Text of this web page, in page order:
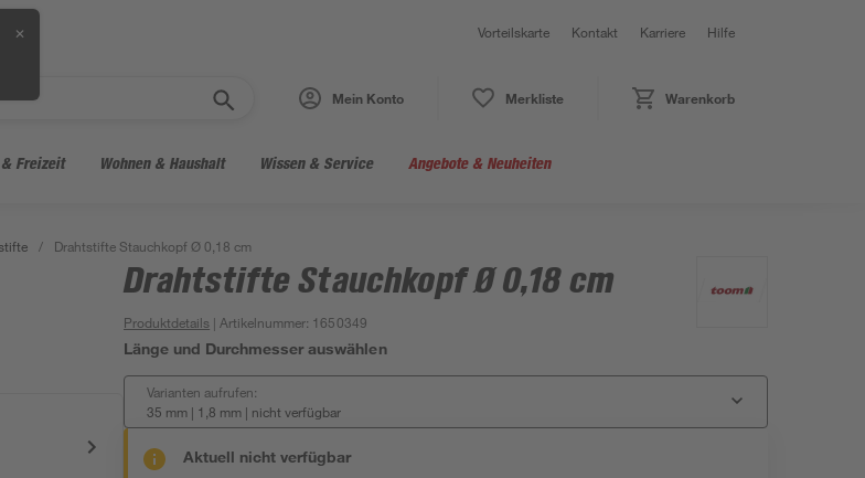
✕ Vorteilskarte Kontakt Karriere Hilfe
Mein Konto Merkliste Warenkorb
Freizeit Wohnen & Haushalt Wissen & Service Angebote & Neuheiten
/ Drahtstifte Stauchkopf Ø 0,18 cm
Drahtstifte Stauchkopf Ø 0,18 cm
Produktdetails | Artikelnummer: 1650349
Länge und Durchmesser auswählen
Varianten aufrufen:
35 mm | 1,8 mm | nicht verfügbar
Aktuell nicht verfügbar